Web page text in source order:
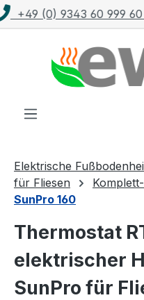
Zum Hauptinhalt springen
Uhr)
Elektrische
für Fliesen
SunPro 160
Thermostat
elektrischer
SunPro für